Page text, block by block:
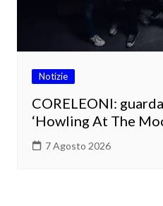
Notizie
CORELEONI:
‘Howling At The
7 Agosto 2026